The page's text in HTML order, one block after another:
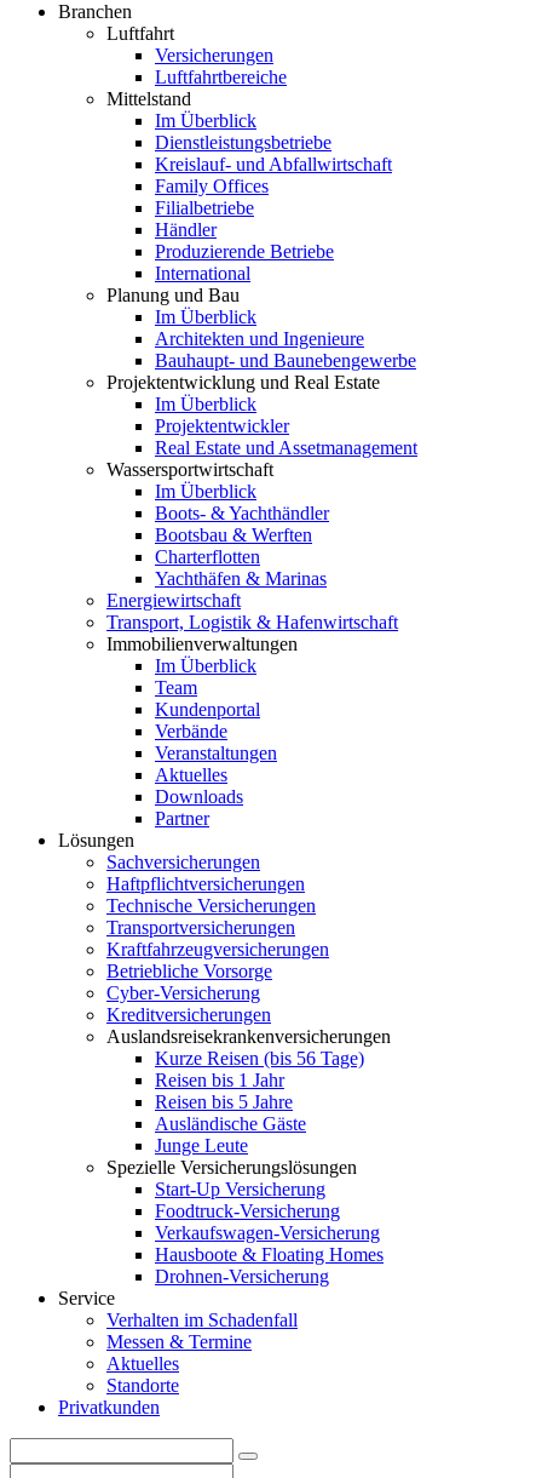
Branchen
Luftfahrt
Versicherungen
Luftfahrtbereiche
Mittelstand
Im Überblick
Dienstleistungsbetriebe
Kreislauf- und Abfallwirtschaft
Family Offices
Filialbetriebe
Händler
Produzierende Betriebe
International
Planung und Bau
Im Überblick
Architekten und Ingenieure
Bauhaupt- und Baunebengewerbe
Projektentwicklung und Real Estate
Im Überblick
Projektentwickler
Real Estate und Assetmanagement
Wassersportwirtschaft
Im Überblick
Boots- & Yachthändler
Bootsbau & Werften
Charterflotten
Yachthäfen & Marinas
Energiewirtschaft
Transport, Logistik & Hafenwirtschaft
Immobilienverwaltungen
Im Überblick
Team
Kundenportal
Verbände
Veranstaltungen
Aktuelles
Downloads
Partner
Lösungen
Sachversicherungen
Haftpflichtversicherungen
Technische Versicherungen
Transportversicherungen
Kraftfahrzeugversicherungen
Betriebliche Vorsorge
Cyber-Versicherung
Kreditversicherungen
Auslandsreisekrankenversicherungen
Kurze Reisen (bis 56 Tage)
Reisen bis 1 Jahr
Reisen bis 5 Jahre
Ausländische Gäste
Junge Leute
Spezielle Versicherungslösungen
Start-Up Versicherung
Foodtruck-Versicherung
Verkaufswagen-Versicherung
Hausboote & Floating Homes
Drohnen-Versicherung
Service
Verhalten im Schadenfall
Messen & Termine
Aktuelles
Standorte
Privatkunden